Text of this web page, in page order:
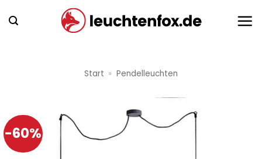
Inhalt
Start » Pendelleuchten
-60%